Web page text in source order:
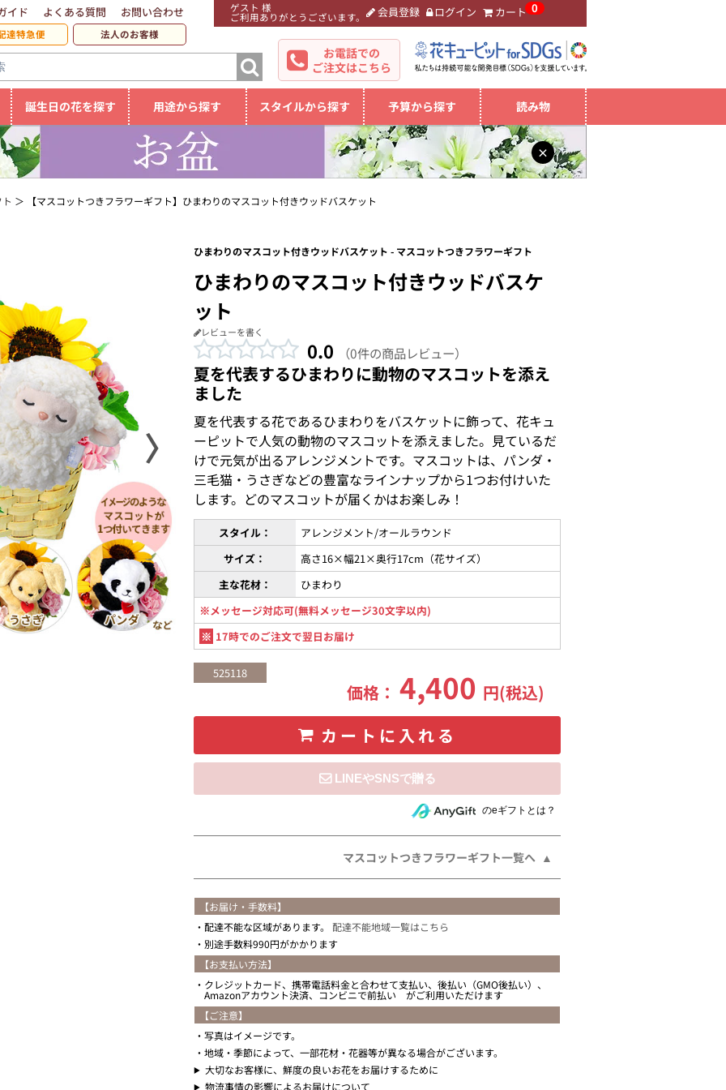
ゲスト 様
ご利用ありがとうございます。 会員登録 ログイン カート 0
イド よくある質問 お問い合わせ
達特急便 法人のお客様
お電話での
ご注文はこちら
誕生日の花を探す 用途から探す スタイルから探す 予算から探す 読み物
×
【マスコットつきフラワーギフト】ひまわりのマスコット付きウッドバスケット
〉
ひまわりのマスコット付きウッドバスケット - マスコットつきフラワーギフト
ひまわりのマスコット付きウッドバスケ
ット
レビューを書く
0.0 （0件の商品レビュー）
夏を代表するひまわりに動物のマスコットを添え
ました
夏を代表する花であるひまわりをバスケットに飾って、花キュ
ーピットで人気の動物のマスコットを添えました。見ているだ
けで元気が出るアレンジメントです。マスコットは、パンダ・
三毛猫・うさぎなどの豊富なラインナップから1つお付けいた
します。どのマスコットが届くかはお楽しみ！
スタイル：
アレンジメント/オールラウンド
サイズ：
高さ16×幅21×奥行17cm（花サイズ）
主な花材：
ひまわり
※メッセージ対応可(無料メッセージ30文字以内)
※ 17時でのご注文で翌日お届け
525118
価格：4,400 円(税込)
カートに入れる
住所を知らない相手にeギフトで贈るのeギフトとは？
マスコットつきフラワーギフト一覧へ
【お届け・手数料】
配達不能な区域があります。 配達不能地域一覧はこちら
別途手数料990円がかかります
【お支払い方法】
クレジットカード、携帯電話料金と合わせて支払い、後払い（GMO後払い）、
Amazonアカウント決済、コンビニで前払い がご利用いただけます
【ご注意】
写真はイメージです。
地域・季節によって、一部花材・花器等が異なる場合がございます。
大切なお客様に、鮮度の良いお花をお届けするために
物流事情の影響によるお届けについて